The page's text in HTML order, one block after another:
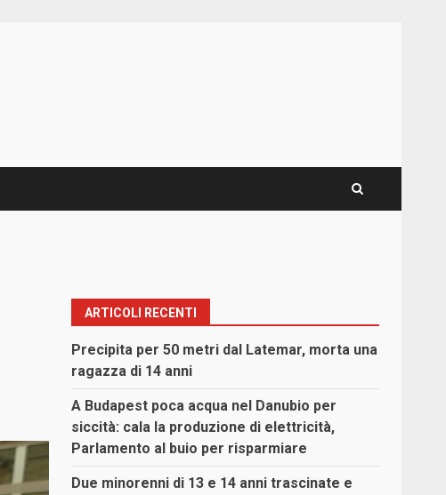
ARTICOLI RECENTI
Precipita per 50 metri dal Latemar, morta una
ragazza di 14 anni
A Budapest poca acqua nel Danubio per
siccità: cala la produzione di elettricità,
Parlamento al buio per risparmiare
Due minorenni di 13 e 14 anni trascinate e